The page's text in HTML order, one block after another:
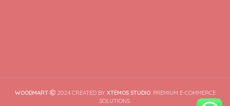
WOODMART 2024 CREATED BY XTEMOS STUDIO. PREMIUM E-COMMERCE
SOLUTIONS.